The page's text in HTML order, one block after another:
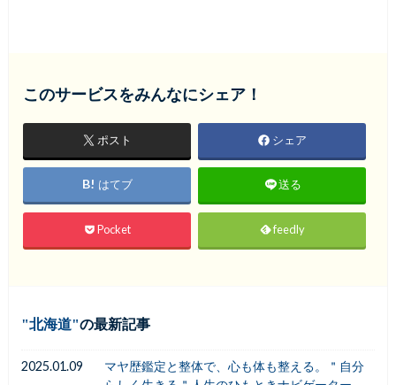
このサービスをみんなにシェア！
ポスト シェア
はてブ 送る
Pocket feedly
北海道 の最新記事
2025.01.09
マヤ歴鑑定と整体で、心も体も整える。＂自分